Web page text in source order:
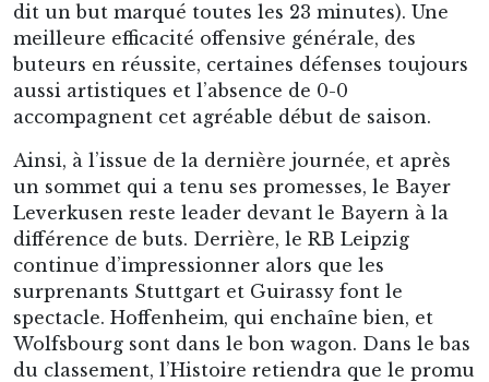
dit un but marqué toutes les 23 minutes). Une
meilleure efficacité offensive générale, des
buteurs en réussite, certaines défenses toujours
aussi artistiques et l’absence de 0-0
accompagnent cet agréable début de saison.
Ainsi, à l’issue de la dernière journée, et après
un sommet qui a tenu ses promesses, le Bayer
Leverkusen reste leader devant le Bayern à la
différence de buts. Derrière, le RB Leipzig
continue d’impressionner alors que les
surprenants Stuttgart et Guirassy font le
spectacle. Hoffenheim, qui enchaîne bien, et
Wolfsbourg sont dans le bon wagon. Dans le bas
du classement, l’Histoire retiendra que le promu